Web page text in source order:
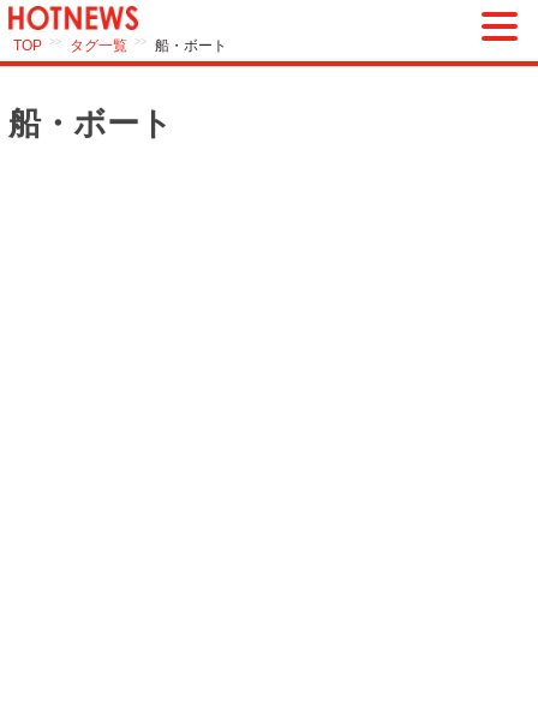
TOP >> タグ一覧 >> 船・ボート
船・ボート